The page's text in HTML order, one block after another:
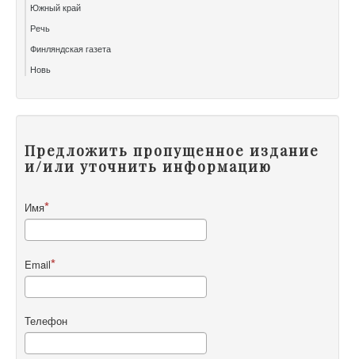
Южный край
Речь
Финляндская газета
Новь
Предложить пропущенное издание
и/или уточнить информацию
Имя
Email
Телефон